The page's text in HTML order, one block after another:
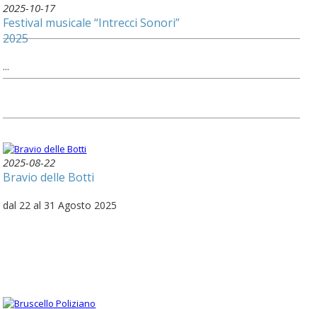
2025-10-17
Festival musicale “Intrecci Sonori”
2025
...
2025-08-22
Bravio delle Botti
dal 22 al 31 Agosto 2025